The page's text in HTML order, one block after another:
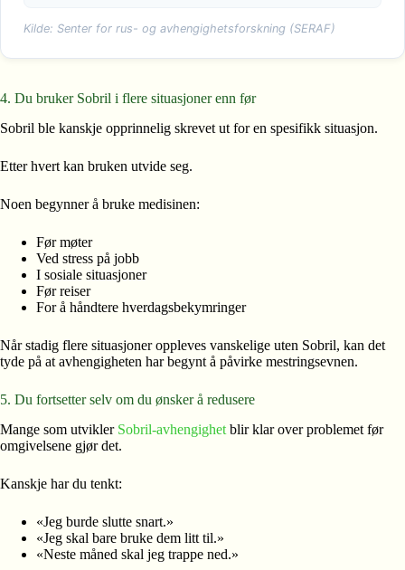
Kilde: Senter for rus- og avhengighetsforskning (SERAF)
4. Du bruker Sobril i flere situasjoner enn før
Sobril ble kanskje opprinnelig skrevet ut for en spesifikk situasjon.
Etter hvert kan bruken utvide seg.
Noen begynner å bruke medisinen:
Før møter
Ved stress på jobb
I sosiale situasjoner
Før reiser
For å håndtere hverdagsbekymringer
Når stadig flere situasjoner oppleves vanskelige uten Sobril, kan det
tyde på at avhengigheten har begynt å påvirke mestringsevnen.
5. Du fortsetter selv om du ønsker å redusere
Mange som utvikler Sobril-avhengighet blir klar over problemet før
omgivelsene gjør det.
Kanskje har du tenkt:
«Jeg burde slutte snart.»
«Jeg skal bare bruke dem litt til.»
«Neste måned skal jeg trappe ned.»